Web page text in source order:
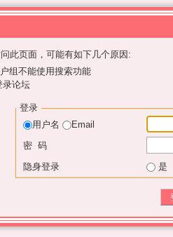
此页面，可能有如下几个原因:
组不能使用搜索功能
录论坛
登录
用户名
Email
密 码
隐身登录